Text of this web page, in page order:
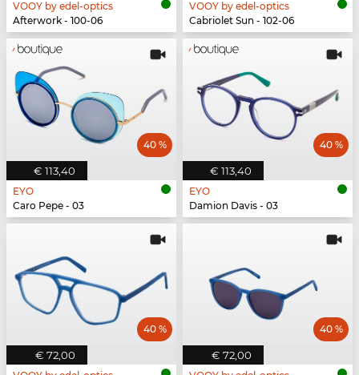
VOOY by edel-optics
Afterwork - 100-06
VOOY by edel-optics
Cabriolet Sun - 102-06
€ 113,40
40 %
EYO
Caro Pepe - 03
€ 113,40
40 %
EYO
Damion Davis - 03
€ 72,00
40 %
€ 72,00
40 %